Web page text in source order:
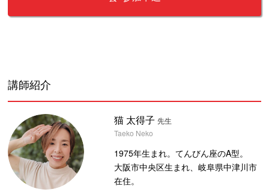
講師紹介
猫 太得子 先生
Taeko Neko
1975年生まれ。てんびん座のA型。
大阪市中央区生まれ、岐阜県中津川市
在住。